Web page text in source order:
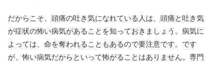
だからこそ、頭痛の吐き気になれている人は、頭痛と吐き気
が症状の怖い病気があることを知っておきましょう。病気に
よっては、命を奪われることもあるので要注意です。です
が、怖い病気だからといって怖がることはありません。専門